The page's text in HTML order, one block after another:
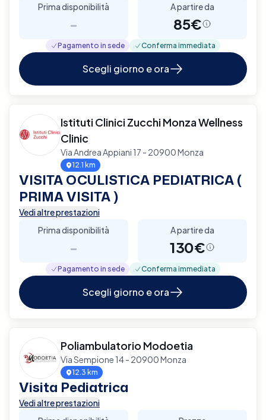
Prima disponibilità
-
A partire da
85€
Pagamento in sede Conferma immediata
Scegli giorno e ora
Istituti Clinici Zucchi Monza Wellness
Clinic
Via Andrea Appiani 17 - 20900 Monza
12.1 km
VISITA OCULISTICA PEDIATRICA (
PRIMA VISITA )
Vedi altre prestazioni
Prima disponibilità
-
A partire da
130€
Pagamento in sede Conferma immediata
Scegli giorno e ora
Poliambulatorio Modoetia
Via Sempione 14 - 20900 Monza
12.3 km
Visita Pediatrica
Vedi altre prestazioni